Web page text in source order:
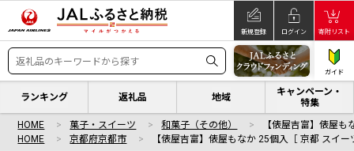
新規登録 ログイン 寄附リスト
ガイド
ランキング 返礼品 地域
キャンペーン・
特集
HOME 菓子・スイーツ 和菓子（その他）
【俵屋吉富】俵屋
HOME
京都府京都市 【俵屋吉富】俵屋もなか 25個入［ 京都 スイ